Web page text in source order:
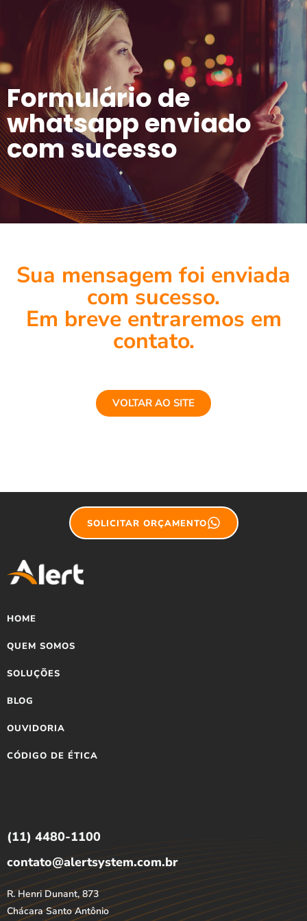
Formulário de
whatsapp enviado
com sucesso
Sua mensagem foi enviada
com sucesso.
Em breve entraremos em
contato.
VOLTAR AO SITE
SOLICITAR ORÇAMENTO
HOME
QUEM SOMOS
SOLUÇÕES
BLOG
OUVIDORIA
CÓDIGO DE ÉTICA
(11) 4480-1100
contato@alertsystem.com.br
R. Henri Dunant, 873
Chácara Santo Antônio